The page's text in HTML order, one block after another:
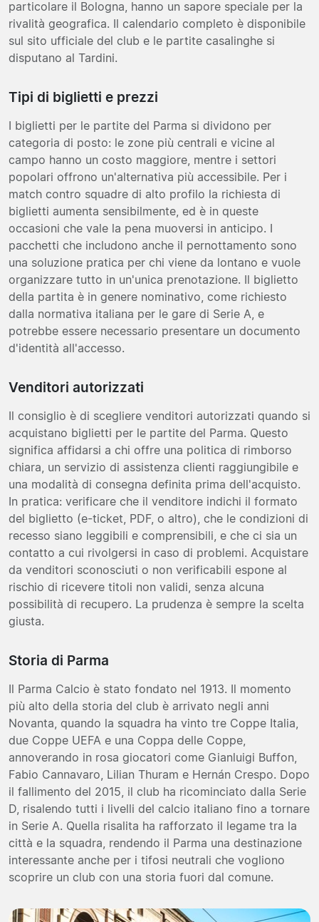
particolare il Bologna, hanno un sapore speciale per la
rivalità geografica. Il calendario completo è disponibile
sul sito ufficiale del club e le partite casalinghe si
disputano al Tardini.
Tipi di biglietti e prezzi
I biglietti per le partite del Parma si dividono per
categoria di posto: le zone più centrali e vicine al
campo hanno un costo maggiore, mentre i settori
popolari offrono un'alternativa più accessibile. Per i
match contro squadre di alto profilo la richiesta di
biglietti aumenta sensibilmente, ed è in queste
occasioni che vale la pena muoversi in anticipo. I
pacchetti che includono anche il pernottamento sono
una soluzione pratica per chi viene da lontano e vuole
organizzare tutto in un'unica prenotazione. Il biglietto
della partita è in genere nominativo, come richiesto
dalla normativa italiana per le gare di Serie A, e
potrebbe essere necessario presentare un documento
d'identità all'accesso.
Venditori autorizzati
Il consiglio è di scegliere venditori autorizzati quando si
acquistano biglietti per le partite del Parma. Questo
significa affidarsi a chi offre una politica di rimborso
chiara, un servizio di assistenza clienti raggiungibile e
una modalità di consegna definita prima dell'acquisto.
In pratica: verificare che il venditore indichi il formato
del biglietto (e-ticket, PDF, o altro), che le condizioni di
recesso siano leggibili e comprensibili, e che ci sia un
contatto a cui rivolgersi in caso di problemi. Acquistare
da venditori sconosciuti o non verificabili espone al
rischio di ricevere titoli non validi, senza alcuna
possibilità di recupero. La prudenza è sempre la scelta
giusta.
Storia di Parma
Il Parma Calcio è stato fondato nel 1913. Il momento
più alto della storia del club è arrivato negli anni
Novanta, quando la squadra ha vinto tre Coppe Italia,
due Coppe UEFA e una Coppa delle Coppe,
annoverando in rosa giocatori come Gianluigi Buffon,
Fabio Cannavaro, Lilian Thuram e Hernán Crespo. Dopo
il fallimento del 2015, il club ha ricominciato dalla Serie
D, risalendo tutti i livelli del calcio italiano fino a tornare
in Serie A. Quella risalita ha rafforzato il legame tra la
città e la squadra, rendendo il Parma una destinazione
interessante anche per i tifosi neutrali che vogliono
scoprire un club con una storia fuori dal comune.